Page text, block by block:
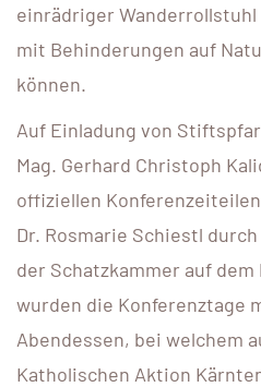
einrädriger
mit Behinderungen auf
können.
Auf Einladung von
Mag. Gerhard Christoph
offiziellen
Dr. Rosmarie Schiestl
der Schatzkammer auf
wurden die Konferenztage
Abendessen, bei welchem
Katholischen Aktion